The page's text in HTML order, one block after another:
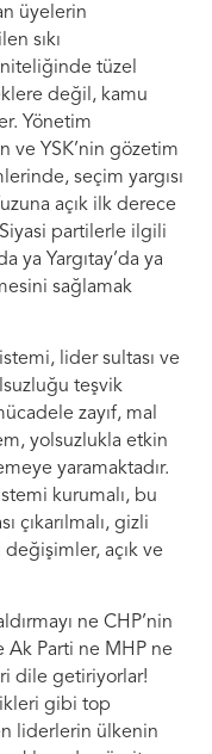
üyelerin
sıkı
tüzel
değil, kamu
Yönetim
ve YSK’nin gözetim
seçim yargısı
açık ilk derece
Siyasi partilerle ilgili
ya Yargıtay’da ya
sağlamak
lider sultası ve
teşvik
zayıf, mal
yolsuzlukla etkin
yaramaktadır.
kurumalı, bu
çıkarılmalı, gizli
açık ve
ne CHP’nin
Ak Parti ne MHP ne
dile getiriyorlar!
gibi top
liderlerin ülkenin